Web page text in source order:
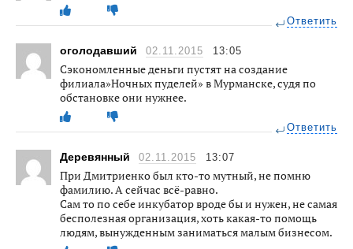
Ответить
оголодавший 02.11.2015 13:05
Сэкономленные деньги пустят на создание
филиала»Ночных пуделей» в Мурманске, судя по
обстановке они нужнее.
Ответить
Деревянный 02.11.2015 13:07
При Дмитриенко был кто-то мутный, не помню
фамилию. А сейчас всё-равно.
Сам то по себе инкубатор вроде бы и нужен, не самая
бесполезная организация, хоть какая-то помощь
людям, вынужденным заниматься малым бизнесом.